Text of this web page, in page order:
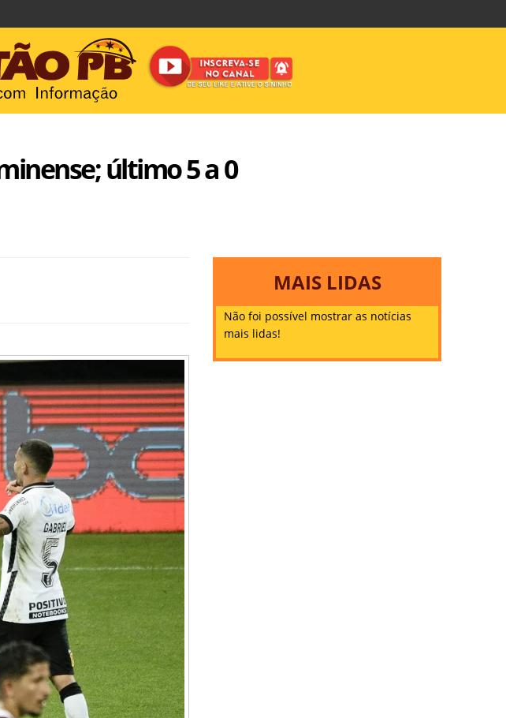
último 5 a 0
MAIS LIDAS
Não foi possível mostrar as notícias
mais lidas!